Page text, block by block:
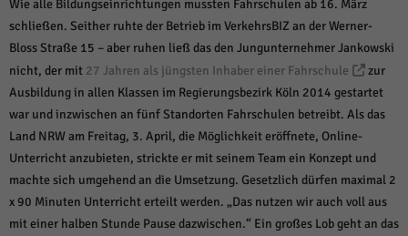
Wie alle Bildungseinrichtungen mussten Fahrschulen ab 16. März
schließen. Seither ruhte der Betrieb im VerkehrsBIZ an der Werner-
Bloss Straße 15 – aber ruhen ließ das den Jungunternehmer Jankowski
nicht, der mit 27 Jahren als jüngsten Inhaber einer Fahrschule
zur
Ausbildung in allen Klassen im Regierungsbezirk Köln 2014 gestartet
war und inzwischen an fünf Standorten Fahrschulen betreibt. Als das
Land NRW am Freitag, 3. April, die Möglichkeit eröffnete, Online-
Unterricht anzubieten, strickte er mit seinem Team ein Konzept und
machte sich umgehend an die Umsetzung. Gesetzlich dürfen maximal 2
x 90 Minuten Unterricht erteilt werden. „Das nutzen wir auch voll aus
mit einer halben Stunde Pause dazwischen.“ Ein großes Lob geht an das
mehr.
Cookie-Informationen anzeigen
powered by Borlabs Cookie Impressum